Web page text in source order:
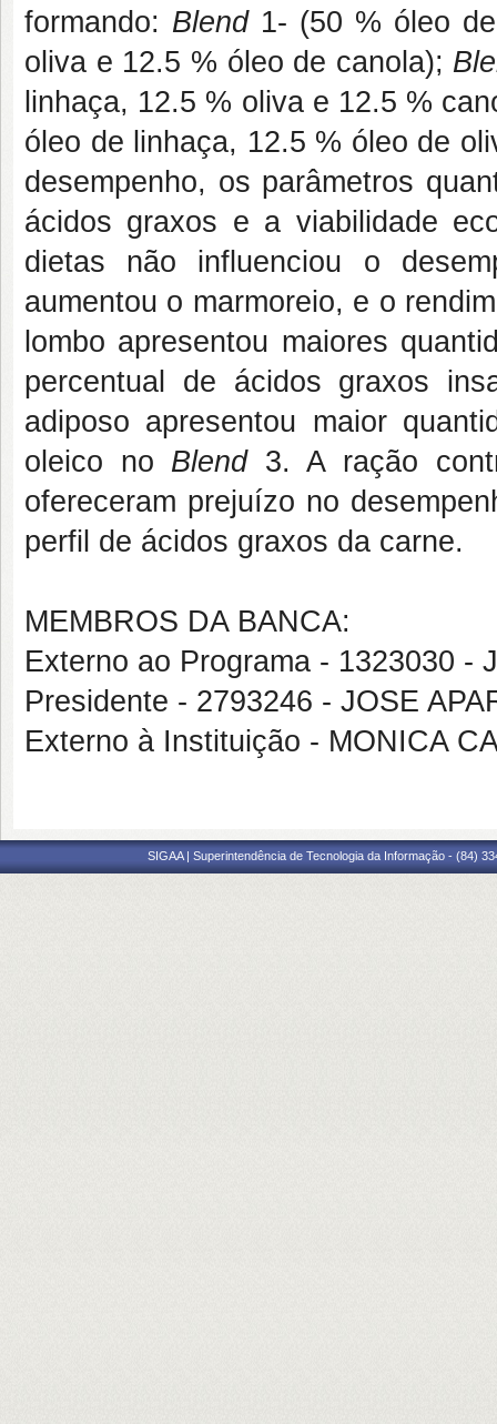
formando: Blend1- (50 % óleo
oliva e 12.5 % óleo de canola);
linhaça, 12.5 % oliva e 12.5 %
óleo de linhaça, 12.5 % óleo de
desempenho, os parâmetros
ácidos graxos e a viabilidade
dietas não influenciou o
aumentou o marmoreio, e o
lombo apresentou maiores
percentual de ácidos graxos
adiposo apresentou maior
oleico no Blend3. A ração
ofereceram prejuízo no
perfil de ácidos graxos da carne.
MEMBROS DA BANCA:
Externo ao Programa - 1323030 -
Presidente - 2793246 - JOSE
Externo à Instituição - MONICA
SIGAA | Superintendência de Tecnologia da Informação - (84)